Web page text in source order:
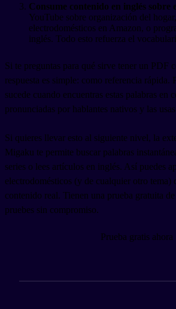
Consume contenido en inglés sobre
YouTube sobre organización del
electrodomésticos en Amazon, o
inglés. Todo esto refuerza el
Si te preguntas para qué sirve tener un PDF
respuesta es simple: como referencia rápida.
sucede cuando encuentras estas palabras en
pronunciadas por hablantes nativos y las
Si quieres llevar esto al siguiente nivel, la
Migaku te permite buscar palabras
series o lees artículos en inglés. Así puedes
electrodomésticos (y de cualquier otro tema)
contenido real. Tienen una prueba gratuita
pruebes sin compromiso.
Prueba gratis ahora